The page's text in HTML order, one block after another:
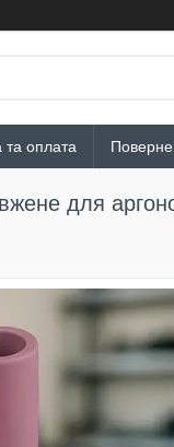
та оплата
для